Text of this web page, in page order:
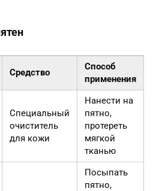
Средство
Способ
применения
Специальный
очиститель
для кожи
Нанести на
пятно,
протереть
мягкой
тканью
Посыпать
пятно,